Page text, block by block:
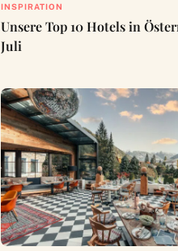
INSPIRATION
Unsere Top 10 Hotels in
Juli